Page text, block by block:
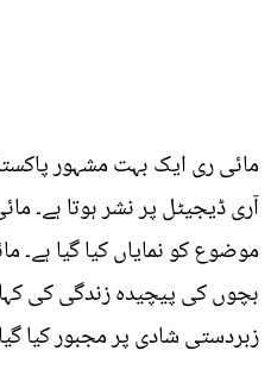
مائی ری ایک بہت مشہور
آری ڈیجیٹل پر نشر ہوتا ہے۔
موضوع کو نمایاں کیا گیا
بچوں کی پیچیدہ زندگی کی
زبردستی شادی پر مجبور کیا